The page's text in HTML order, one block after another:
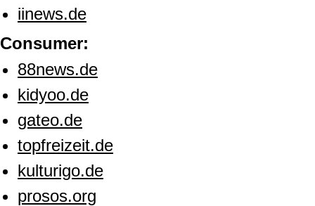
iinews.de
Consumer:
88news.de
kidyoo.de
gateo.de
topfreizeit.de
kulturigo.de
prosos.org